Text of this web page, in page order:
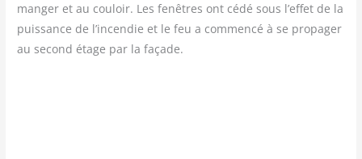
man­ger et au cou­loir. Les fenêtres ont cédé sous l’effet de la
puis­sance de l’incendie et le feu a com­men­cé à se pro­pa­ger
au second étage par la façade.